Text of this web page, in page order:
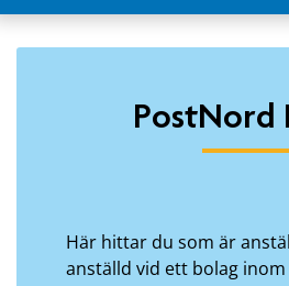
PostNord
Här hittar du som är
anställd vid ett bolag